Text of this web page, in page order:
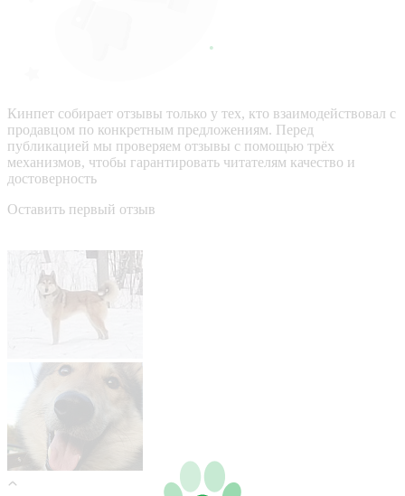
Кинпет собирает отзывы только у тех, кто взаимодействовал с
продавцом по конкретным предложениям. Перед
публикацией мы проверяем отзывы с помощью трёх
механизмов, чтобы гарантировать читателям качество и
достоверность
Оставить первый отзыв